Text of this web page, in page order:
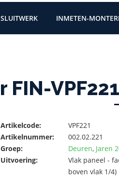
INMETEN-
FIN-
Artikelcode:
VPF221
Artikelnummer:
002.02.221
Groep:
Deuren, Jaren
Uitvoering:
Vlak paneel -
boven vlak 1/4)